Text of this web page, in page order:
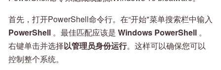
首先，打开PowerShell命令行。在“开始"菜单搜索栏中输入
PowerShell 。最佳匹配应该是 Windows PowerShell 。
右键单击并选择以管理员身份运行。这样可以确保您可以
控制整个系统。